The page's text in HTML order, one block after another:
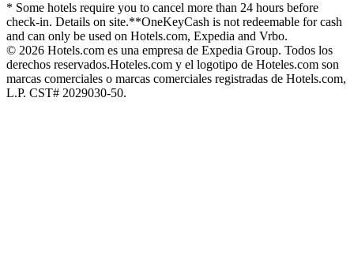
* Some hotels require you to cancel more than 24 hours before
check-in. Details on site.**OneKeyCash is not redeemable for cash
and can only be used on Hotels.com, Expedia and Vrbo.
© 2026 Hotels.com es una empresa de Expedia Group. Todos los
derechos reservados.Hoteles.com y el logotipo de Hoteles.com son
marcas comerciales o marcas comerciales registradas de Hotels.com,
L.P. CST# 2029030-50.